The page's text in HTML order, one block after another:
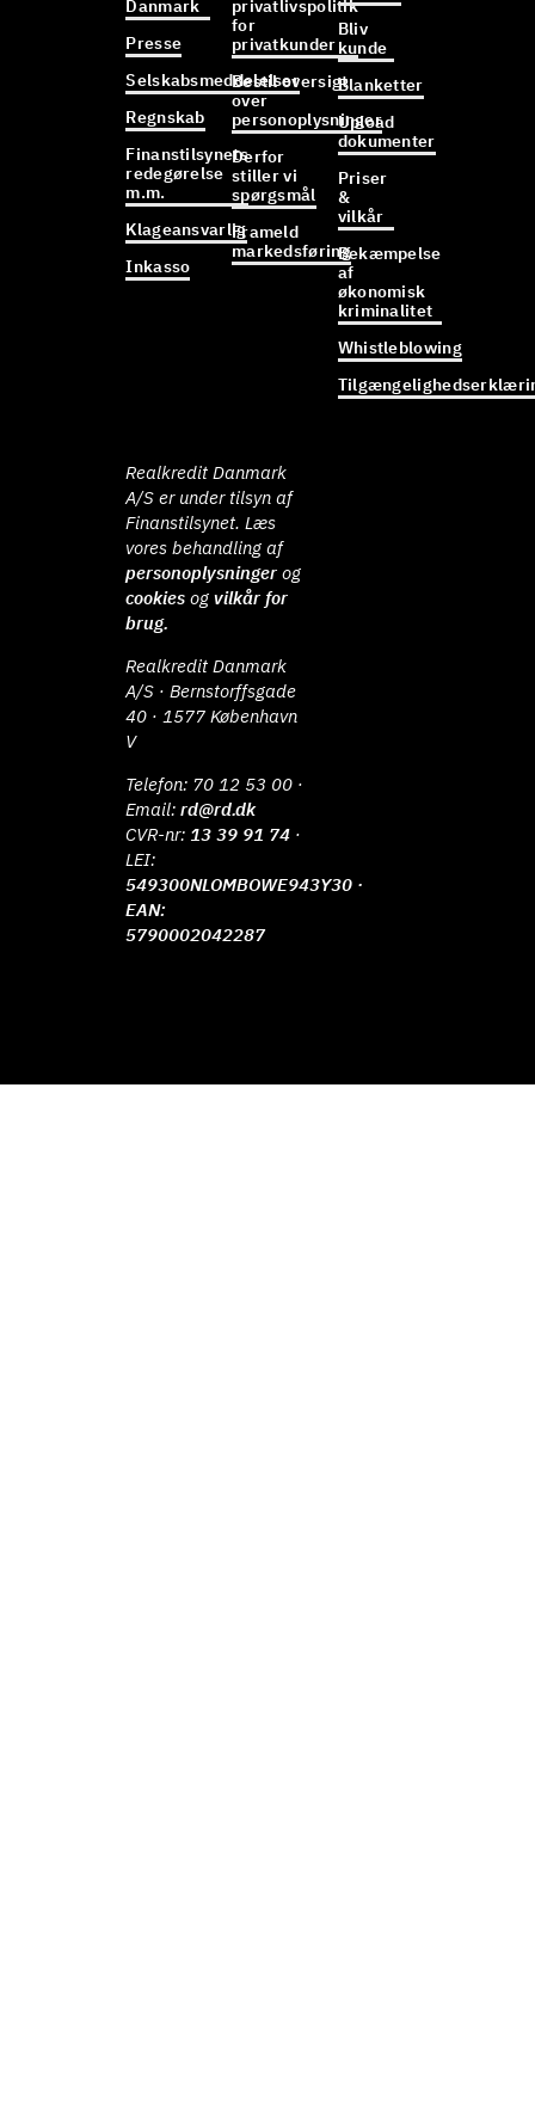
Danmark
Presse
Selskabsmeddelelser
Regnskab
Finanstilsynets
redegørelse
m.m.
Klageansvarlig
Inkasso
privatlivspolitik
for
privatkunder
Bestil oversigt
over
personoplysninger
Derfor
stiller vi
spørgsmål
Frameld
markedsføring
Bliv
kunde
Blanketter
Upload
dokumenter
Priser
&
vilkår
Bekæmpelse
af
økonomisk
kriminalitet
Whistleblowing
Realkredit Danmark
A/S er under tilsyn af
Finanstilsynet. Læs
vores behandling af
personoplysninger og
cookies ogvilkår for
brug.
Realkredit Danmark
A/S · Bernstorffsgade
40 · 1577 København
V
Telefon: 70 12 53 00 ·
Email:rd@rd.dk
CVR-nr: 13 39 91 74 ·
LEI:
549300NLOMBOWE943Y30 ·
EAN:
5790002042287